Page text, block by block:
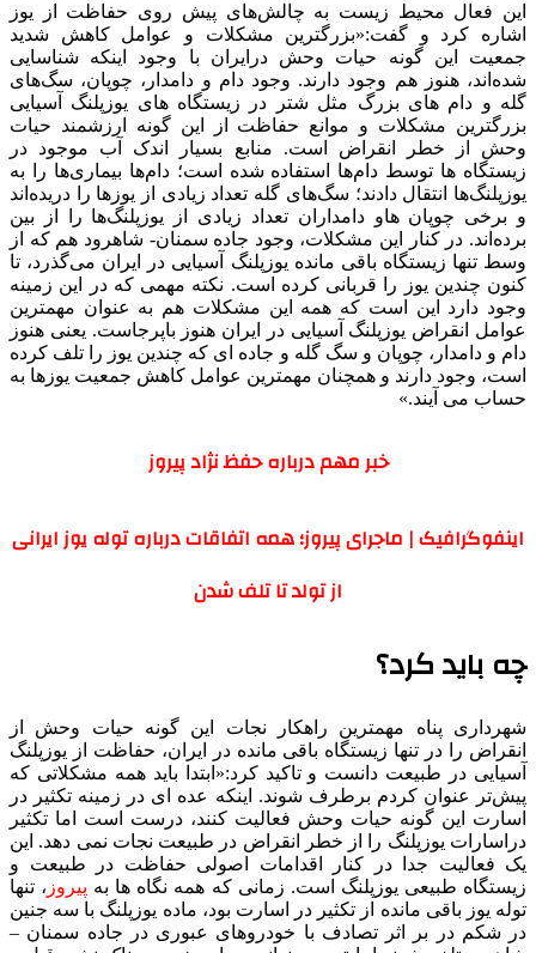
این فعال محیط زیست به چالش‌های پیش روی حفاظت از یوز
اشاره کرد و گفت:«بزرگترین مشکلات و عوامل کاهش شدید
جمعیت این گونه حیات وحش درایران با وجود اینکه شناسایی
شده‌اند، هنوز هم وجود دارند. وجود دام و دامدار، چوپان، سگ‌های
گله و دام های بزرگ مثل شتر در زیستگاه های یوزپلنگ آسیایی
بزرگترین مشکلات و موانع حفاظت از این گونه ارزشمند حیات
وحش از خطر انقراض است. منابع بسیار اندک آب موجود در
زیستگاه ها توسط دام‌ها استفاده شده است؛ دام‌ها بیماری‌ها را به
یوزپلنگ‌ها انتقال دادند؛ سگ‌های گله تعداد زیادی از یوزها را دریده‌اند
و برخی چوپان هاو دامداران تعداد زیادی از یوزپلنگ‌ها را از بین
برده‌اند. در کنار این مشکلات، وجود جاده سمنان- شاهرود هم که از
وسط تنها زیستگاه باقی مانده یوزپلنگ آسیایی در ایران می‌گذرد، تا
کنون چندین یوز را قربانی کرده است. نکته مهمی که در این زمینه
وجود دارد این است که همه این مشکلات هم به عنوان مهمترین
عوامل انقراض یوزپلنگ آسیایی در ایران هنوز باپرجاست. یعنی هنوز
دام و دامدار، چوپان و سگ گله و جاده ای که چندین یوز را تلف کرده
است، وجود دارند و همچنان مهمترین عوامل کاهش جمعیت یوزها به
حساب می آیند.»
خبر مهم درباره حفظ نژاد پیروز
اینفوگرافیک | ماجرای پیروز؛ همه اتفاقات درباره توله یوز ایرانی
از تولد تا تلف شدن
چه باید کرد؟
شهرداری پناه مهمترین راهکار نجات این گونه حیات وحش از
انقراض را در تنها زیستگاه باقی مانده در ایران، ‌حفاظت از یوزپلنگ
آسیایی در طبیعت دانست و تاکید کرد:«ابتدا باید همه مشکلاتی که
پیش‌تر عنوان کردم برطرف شوند. اینکه عده ای در زمینه تکثیر در
اسارت این گونه حیات وحش فعالیت کنند، درست است اما تکثیر
دراسارات یوزپلنگ را از خطر انقراض در طبیعت نجات نمی دهد. این
یک فعالیت جدا در کنار اقدامات اصولی حفاظت در طبیعت و
زیستگاه طبیعی یوزپلنگ است. زمانی که همه نگاه ها به پیروز ، تنها
توله یوز باقی مانده از تکثیر در اسارت بود، ماده یوزپلنگ با سه جنین
در شکم در بر اثر تصادف با خودروهای عبوری در جاده سمنان –